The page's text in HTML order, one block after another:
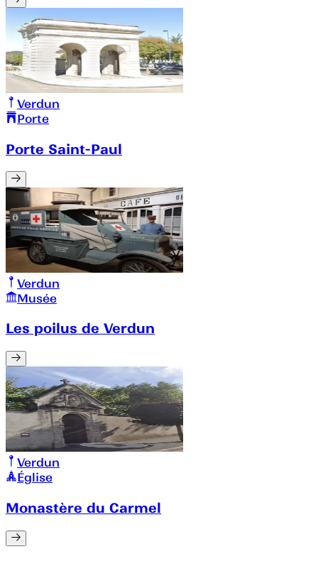
Verdun
Porte
Porte Saint-Paul
Verdun
Musée
Les poilus de Verdun
Verdun
Église
Monastère du Carmel